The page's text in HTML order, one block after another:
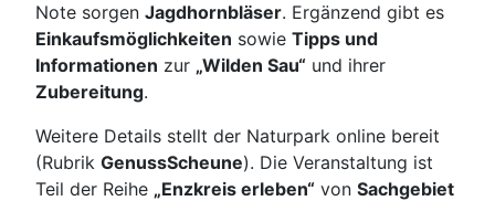
Note sorgen Jagdhornbläser. Ergänzend gibt es
Einkaufsmöglichkeiten sowie Tipps und
Informationen zur „Wilden Sau“ und ihrer
Zubereitung.
Weitere Details stellt der Naturpark online bereit
(Rubrik GenussScheune). Die Veranstaltung ist
Teil der Reihe „Enzkreis erleben“ von Sachgebiet